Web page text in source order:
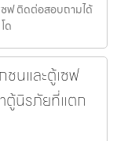
ซฟ ติดต่อสอบถามได้
ด
ชนและตู้เซฟ
าตู้นิรภัยที่แตก